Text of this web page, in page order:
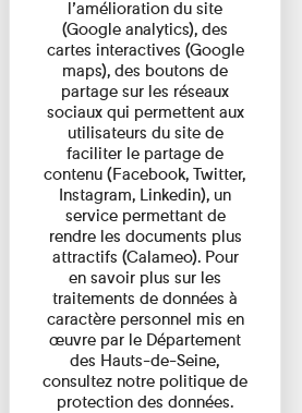
l’amélioration du site
(Google analytics), des
cartes interactives (Google
maps), des boutons de
partage sur les réseaux
sociaux qui permettent aux
utilisateurs du site de
faciliter le partage de
contenu (Facebook, Twitter,
Instagram, Linkedin), un
service permettant de
rendre les documents plus
attractifs (Calameo). Pour
en savoir plus sur les
traitements de données à
caractère personnel mis en
œuvre par le Département
des Hauts-de-Seine,
consultez notre politique de
protection des données.